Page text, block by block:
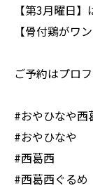
【第3月曜日
【骨付鶏がワ
ご予約はプロ
#おやひなや西
#おやひなや
#西葛西
#西葛西ぐるめ